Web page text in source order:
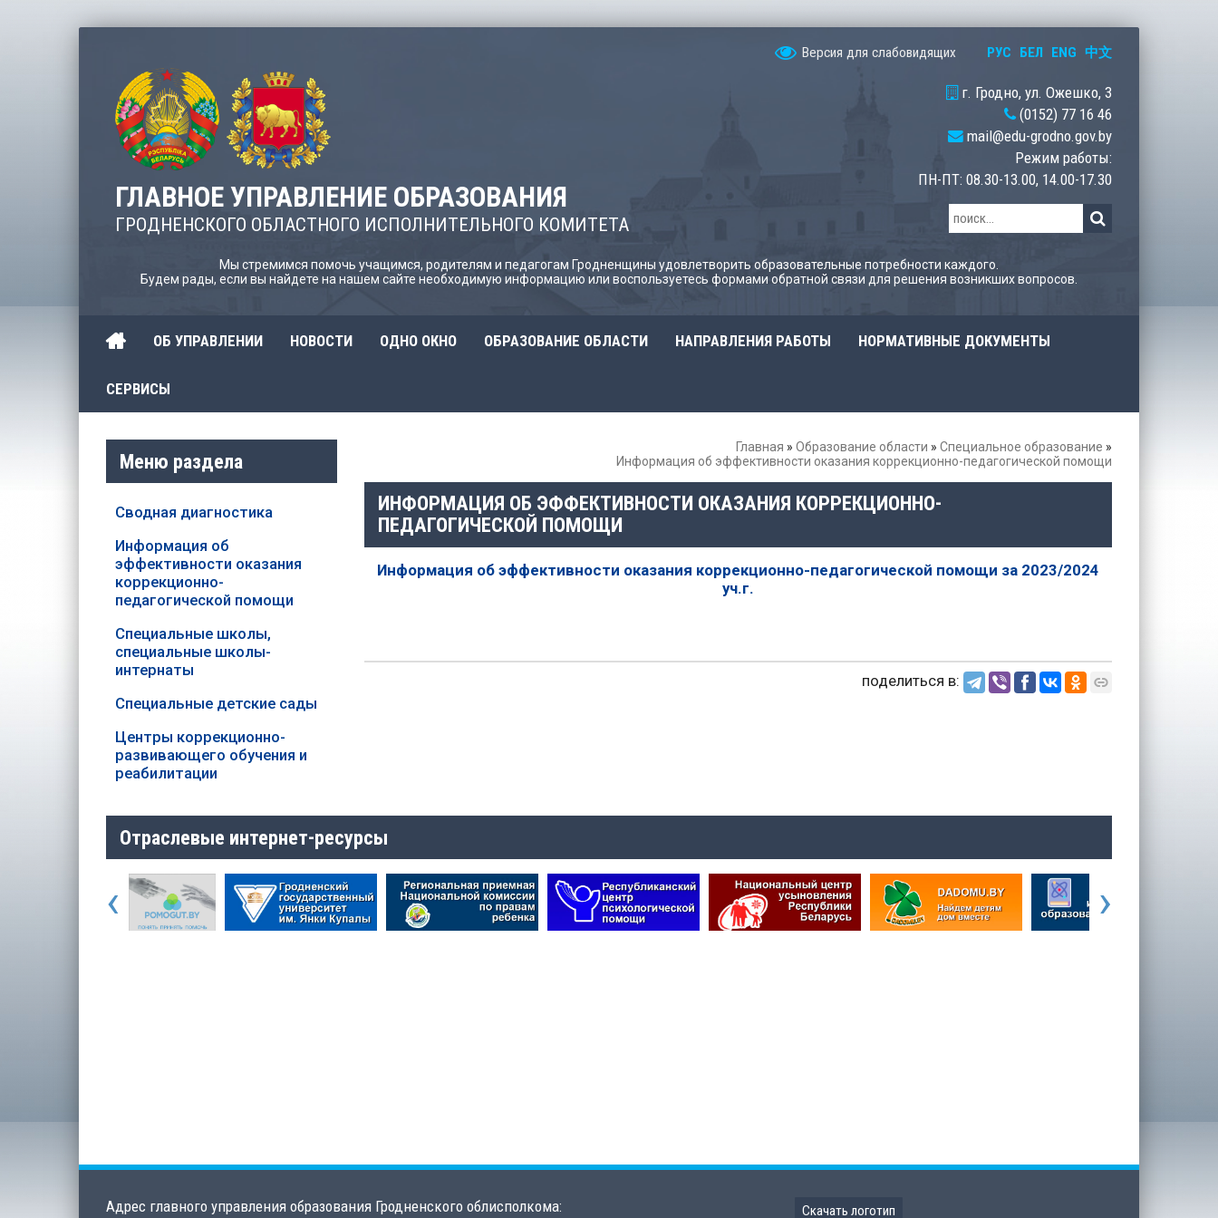
Версия для слабовидящих РУС БЕЛ ENG 中文
ГЛАВНОЕ УПРАВЛЕНИЕ ОБРАЗОВАНИЯ
ГРОДНЕНСКОГО ОБЛАСТНОГО ИСПОЛНИТЕЛЬНОГО КОМИТЕТА
г. Гродно, ул. Ожешко, 3
(0152) 77 16 46
mail@edu-grodno.gov.by
Режим работы:
ПН-ПТ: 08.30-13.00, 14.00-17.30
Мы стремимся помочь учащимся, родителям и педагогам Гродненщины удовлетворить образовательные потребности каждого.
Будем рады, если вы найдете на нашем сайте необходимую информацию или воспользуетесь формами обратной связи для решения возникших вопросов.
ОБ УПРАВЛЕНИИ НОВОСТИ ОДНО ОКНО ОБРАЗОВАНИЕ ОБЛАСТИ НАПРАВЛЕНИЯ РАБОТЫ НОРМАТИВНЫЕ ДОКУМЕНТЫ
СЕРВИСЫ
Главная » Образование области » Специальное образование »
Информация об эффективности оказания коррекционно-педагогической помощи
ИНФОРМАЦИЯ ОБ ЭФФЕКТИВНОСТИ ОКАЗАНИЯ КОРРЕКЦИОННО-
ПЕДАГОГИЧЕСКОЙ ПОМОЩИ
Информация об эффективности оказания коррекционно-педагогической помощи за 2023/2024
уч.г.
поделиться в:
Меню раздела
Сводная диагностика
Информация об
эффективности оказания
коррекционно-
педагогической помощи
Специальные школы,
специальные школы-
интернаты
Специальные детские сады
Центры коррекционно-
развивающего обучения и
реабилитации
Отраслевые интернет-ресурсы
‹ ›
Адрес главного управления образования Гродненского облисполкома:
Скачать логотип